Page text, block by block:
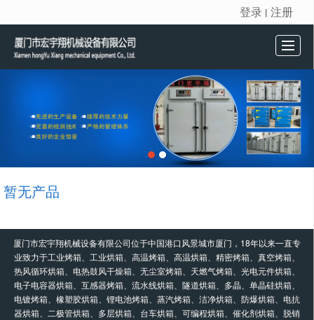
很遗憾，因您的浏览器版本过低导致无法获得最佳浏览体验，推荐下载安装谷歌浏览器！
登录 丨 注册
留言反馈 联系我们
暂无产品
厦门市宏宇翔机械设备有限公司位于中国港口风景城市厦门，18年以来一直专
业致力于工业烤箱、工业烘箱、高温烤箱、高温烘箱、精密烤箱、真空烤箱、
热风循环烘箱、电热鼓风干燥箱、无尘室烤箱、天燃气烤箱、光电元件烘箱、
电子电容器烘箱、互感器烤箱、流水线烘箱、隧道烘箱、多晶、单晶硅烘箱、
电镀烤箱、橡塑胶烘箱、锂电池烤箱、蒸汽烤箱、洁净烘箱、防爆烘箱、电抗
器烘箱、二极管烘箱、多层烘箱、台车烘箱、可编程烘箱、催化剂烘箱、脱销